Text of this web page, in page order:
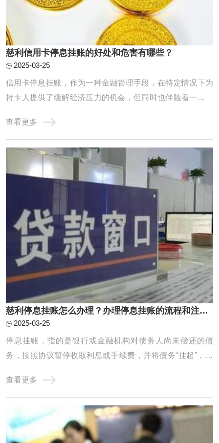
慈利信用卡停息挂账的好处和危害有哪些？
2025-03-25
信用卡停息挂账，作为一种金融管理手段，在特定情况下为
持卡人提供了缓解经济压力的机会，但同时也伴随着一些潜
信用卡停息挂账的首要好处是暂时减轻持卡人的资金压力。
在面临生活突发事件、收支不平衡或经济困难时，通过停息
挂账可以延迟部分信用卡还款，使持卡人能 ...
查看更多
慈利停息挂账怎么办理？办理停息挂账的流程和注意事项有哪些？
2025-03-25
停息挂账，指的是银行或金融机构对债务人尚未偿还的债
务，按照协议暂停收取利息或手续费，并将债务“挂起”，直
用于债务人遇到经济困难，暂时无法偿还欠款时的一种临时
措施，目的是帮助债务人减轻经济负担，以便能在一定期限
内恢复还款能力。停息挂账的办理有一定的程 ...
查看更多